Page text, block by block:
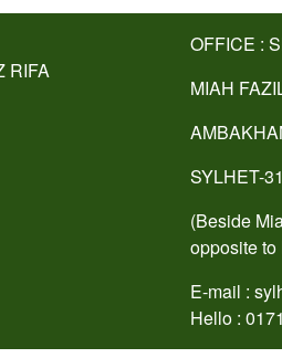
RIFA
OFFICE :
MIAH
SYLHET-
(Beside
opposite
E-mail :
Hello :